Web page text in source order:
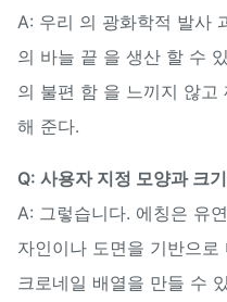
A: 우리 의 광화학적 발사
의 바늘 끝 을 생산 할 수
의 불편 함 을 느끼지 않고
해 준다.
Q: 사용자 지정 모양과 크
A: 그렇습니다. 에칭은 유
자인이나 도면을 기반으
크로네일 배열을 만들 수